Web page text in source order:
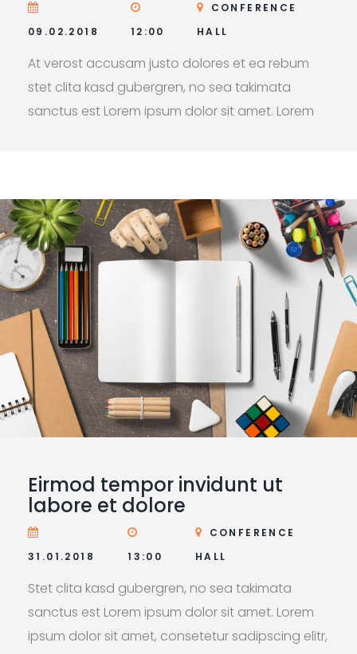
09.02.2018 12:00
CONFERENCE
HALL
At verost accusam justo dolores et ea rebum
stet clita kasd gubergren, no sea takimata
sanctus est Lorem ipsum dolor sit amet. Lorem
Eirmod tempor invidunt ut
labore et dolore
31.01.2018 13:00
CONFERENCE
HALL
Stet clita kasd gubergren, no sea takimata
sanctus est Lorem ipsum dolor sit amet. Lorem
ipsum dolor sit amet, consetetur sadipscing elitr,